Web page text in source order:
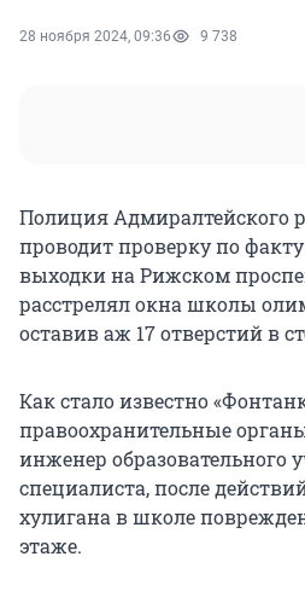
28 ноября 2024, 09:36 9 738
Полиция Адмиралтейского
проводит проверку по
выходки на Рижском
расстрелял окна школы
оставив аж 17 отверстий в
Как стало известно
правоохранительные
инженер образовательного
специалиста, после
хулигана в школе
этаже.